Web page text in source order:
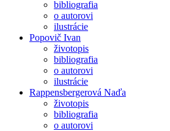
bibliografia
o autorovi
ilustrácie
Popovič Ivan
životopis
bibliografia
o autorovi
ilustrácie
Rappensbergerová Naďa
životopis
bibliografia
o autorovi